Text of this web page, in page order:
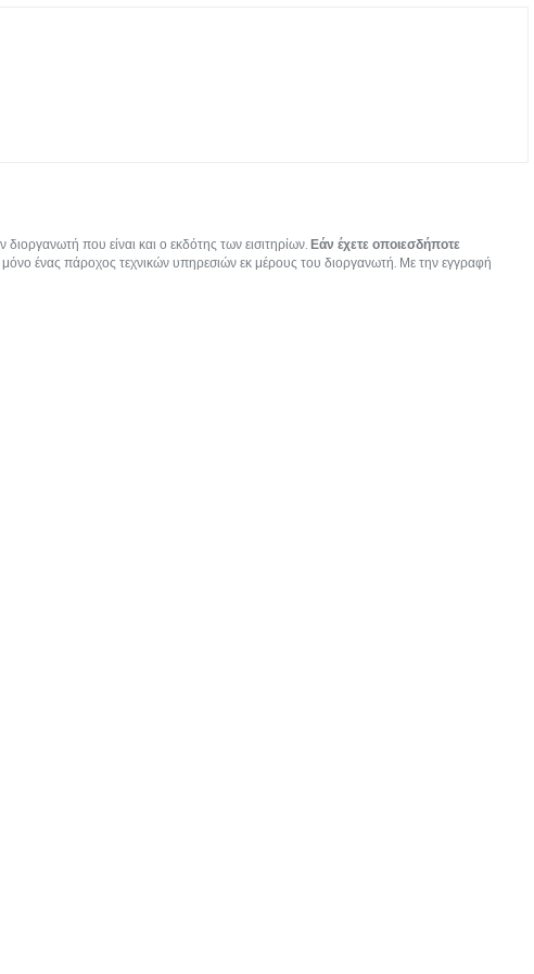
που είναι και ο εκδότης των εισιτηρίων. Εάν έχετε οποιεσδήποτε
ένας πάροχος τεχνικών υπηρεσιών εκ μέρους του διοργανωτή. Με την εγγραφή